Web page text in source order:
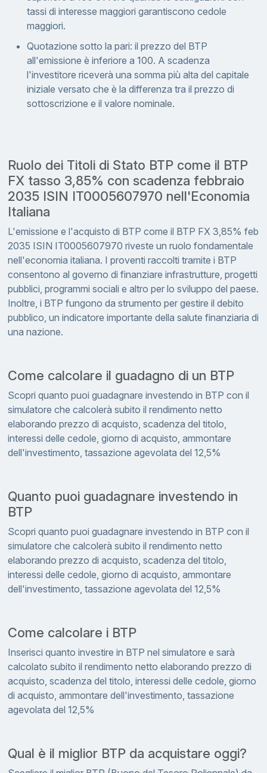
tassi di interesse maggiori garantiscono cedole
maggiori.
Quotazione sotto la pari: il prezzo del BTP
all'emissione è inferiore a 100. A scadenza
l'investitore riceverà una somma più alta del capitale
iniziale versato che è la differenza tra il prezzo di
sottoscrizione e il valore nominale.
Ruolo dei Titoli di Stato BTP come il BTP
FX tasso 3,85% con scadenza febbraio
2035 ISIN IT0005607970 nell'Economia
Italiana
L'emissione e l'acquisto di BTP come il BTP FX 3,85% feb
2035 ISIN IT0005607970 riveste un ruolo fondamentale
nell'economia italiana. I proventi raccolti tramite i BTP
consentono al governo di finanziare infrastrutture, progetti
pubblici, programmi sociali e altro per lo sviluppo del paese.
Inoltre, i BTP fungono da strumento per gestire il debito
pubblico, un indicatore importante della salute finanziaria di
una nazione.
Come calcolare il guadagno di un BTP
Scopri quanto puoi guadagnare investendo in BTP con il
simulatore che calcolerà subito il rendimento netto
elaborando prezzo di acquisto, scadenza del titolo,
interessi delle cedole, giorno di acquisto, ammontare
dell'investimento, tassazione agevolata del 12,5%
Quanto puoi guadagnare investendo in
BTP
Scopri quanto puoi guadagnare investendo in BTP con il
simulatore che calcolerà subito il rendimento netto
elaborando prezzo di acquisto, scadenza del titolo,
interessi delle cedole, giorno di acquisto, ammontare
dell'investimento, tassazione agevolata del 12,5%
Come calcolare i BTP
Inserisci quanto investire in BTP nel simulatore e sarà
calcolato subito il rendimento netto elaborando prezzo di
acquisto, scadenza del titolo, interessi delle cedole, giorno
di acquisto, ammontare dell'investimento, tassazione
agevolata del 12,5%
Qual è il miglior BTP da acquistare oggi?